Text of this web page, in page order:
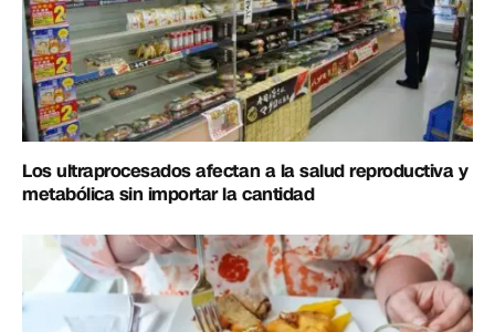
Los ultraprocesados afectan a la salud reproductiva y
metabólica sin importar la cantidad